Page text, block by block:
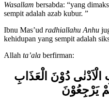
Dari Abu Hurairahradhiallahu
Wasallambersabda: “yang
Ibnu Mas’udradhiallahu Anhu
الْاَدْنٰى دُوْنَ الْعَذَابِ
يَرْجِعُوْنَ